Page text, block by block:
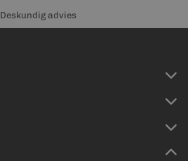
Deskundig advies